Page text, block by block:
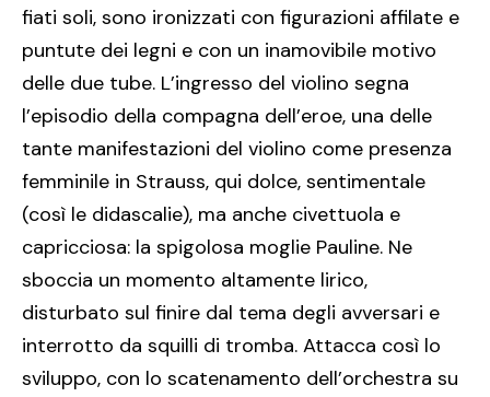
fiati soli, sono ironizzati con figurazioni affilate e
puntute dei legni e con un inamovibile motivo
delle due tube. L’ingresso del violino segna
l’episodio della compagna dell’eroe, una delle
tante manifestazioni del violino come presenza
femminile in Strauss, qui dolce, sentimentale
(così le didascalie), ma anche civettuola e
capricciosa: la spigolosa moglie Pauline. Ne
sboccia un momento altamente lirico,
disturbato sul finire dal tema degli avversari e
interrotto da squilli di tromba. Attacca così lo
sviluppo, con lo scatenamento dell’orchestra su